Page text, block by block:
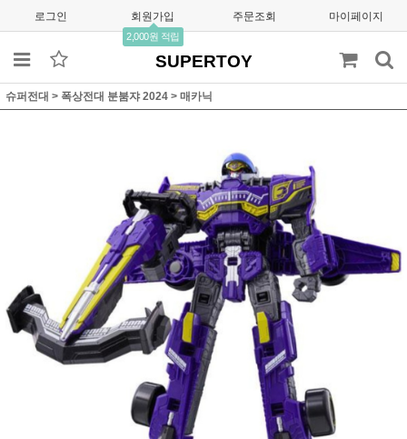
로그인 회원가입
2,000원 적립
주문조회 마이페이지
SUPERTOY
슈퍼전대 > 폭상전대 분붐쟈 2024 > 매카닉